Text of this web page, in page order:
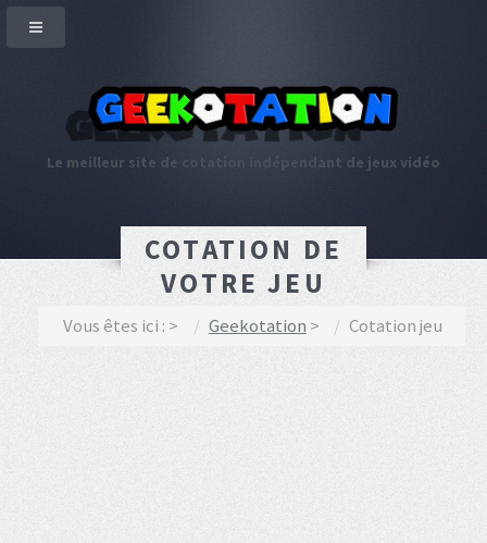
Le meilleur site de cotation indépendant de jeux vidéo
COTATION DE
VOTRE JEU
Vous êtes ici : Geekotation Cotation jeu